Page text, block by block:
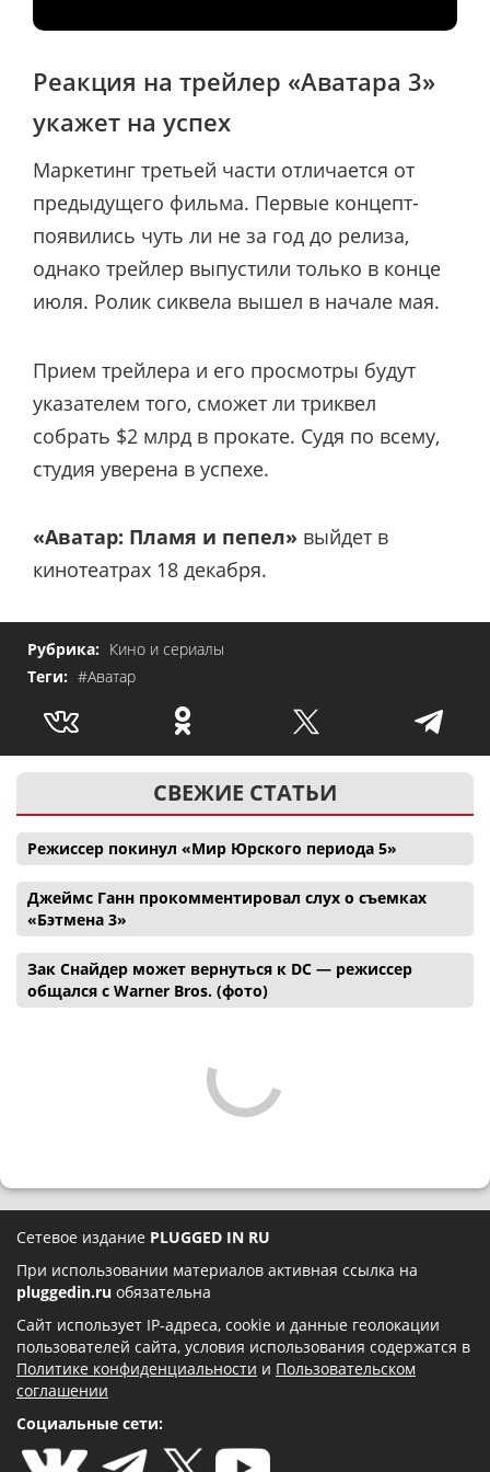
Реакция на трейлер «Аватара 3»
укажет на успех
Маркетинг третьей части отличается от
предыдущего фильма. Первые концепт-
появились чуть ли не за год до релиза,
однако трейлер выпустили только в конце
июля. Ролик сиквела вышел в начале мая.
Прием трейлера и его просмотры будут
указателем того, сможет ли триквел
собрать $2 млрд в прокате. Судя по всему,
студия уверена в успехе.
«Аватар: Пламя и пепел» выйдет в
кинотеатрах 18 декабря.
Рубрика: Кино и сериалы
Теги: #Аватар
СВЕЖИЕ СТАТЬИ
Режиссер покинул «Мир Юрского периода 5»
Джеймс Ганн прокомментировал слух о съемках
«Бэтмена 3»
Зак Снайдер может вернуться к DC — режиссер
общался с Warner Bros. (фото)
Сетевое издание PLUGGED IN RU
При использовании материалов активная ссылка на
pluggedin.ru обязательна
Сайт использует IP-адреса, cookie и данные геолокации
пользователей сайта, условия использования содержатся в
Политике конфиденциальности и Пользовательском
соглашении
Социальные сети: